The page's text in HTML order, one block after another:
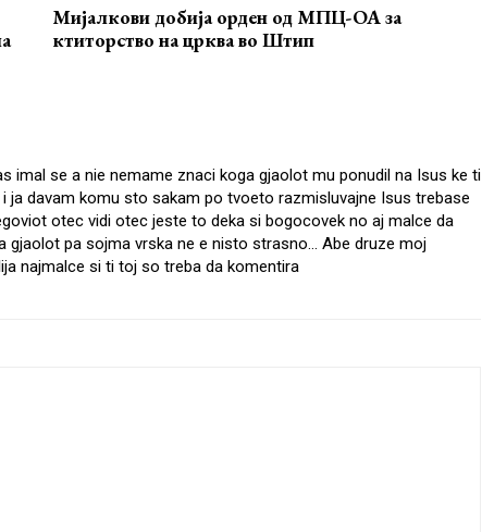
Мијалкови добија орден од МПЦ-ОА за
ктиторство на црква во Штип
imal se a nie nemame znaci koga gjaolot mu ponudil na Isus ke ti
ja davam komu sto sakam po tvoeto razmisluvajne Isus trebase
otec vidi otec jeste to deka si bogocovek no aj malce da
gjaolot pa sojma vrska ne e nisto strasno… Abe druze moj
najmalce si ti toj so treba da komentira